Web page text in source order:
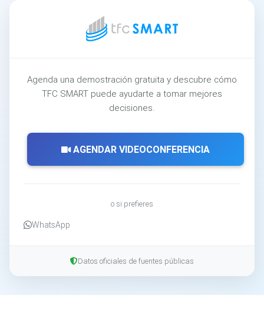
Agenda una demostración gratuita y descubre cómo
TFC SMART puede ayudarte a tomar mejores
decisiones.
AGENDAR VIDEOCONFERENCIA
o si prefieres
WhatsApp
Datos oficiales de fuentes públicas